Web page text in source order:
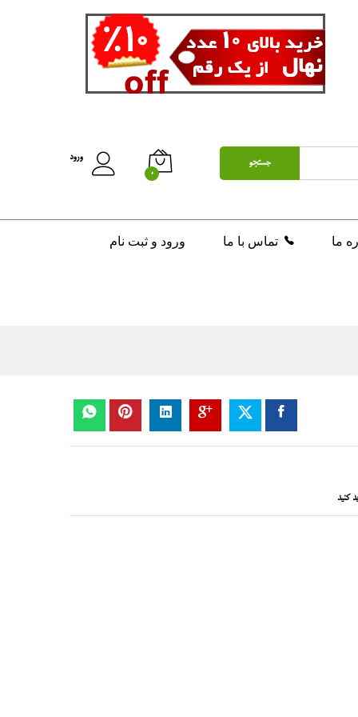
جستجو
0
ورود
ما تماس با ما ورود و ثبت نام
کنید
تومان130,000 افزودن به سبد خرید